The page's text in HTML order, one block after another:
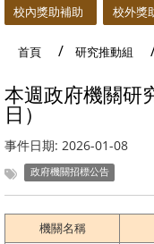
校內獎助補助 校外獎
首頁 研究推動組
本週政府機關研
日）
事件日期: 2026-01-08
政府機關招標公告
機關名稱